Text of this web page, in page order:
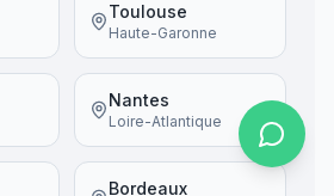
Toulouse
Haute-Garonne
Nantes
Loire-Atlantique
Bordeaux